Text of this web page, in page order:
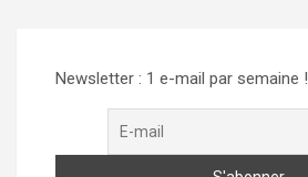
Newsletter : 1 e-mail par semaine !